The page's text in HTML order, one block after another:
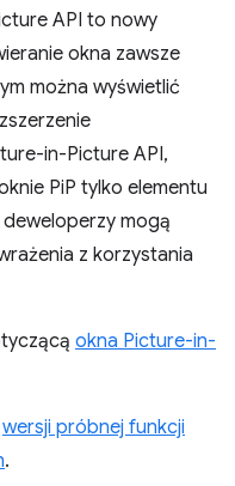
API to nowy
okna zawsze
można wyświetlić
in-Picture API,
PiP tylko elementu
deweloperzy mogą
z korzystania
okna Picture-in-
wersji próbnej funkcji
.